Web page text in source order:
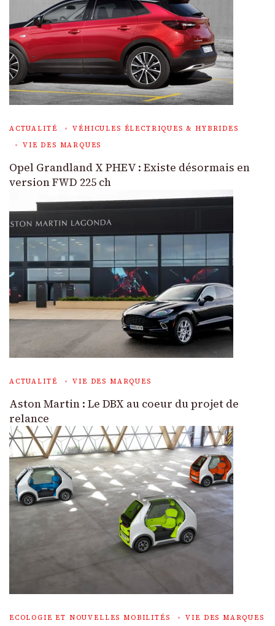
ACTUALITÉ
VÉHICULES ÉLECTRIQUES & HYBRIDES
VIE DES MARQUES
Opel Grandland X PHEV : Existe désormais en
version FWD 225 ch
ACTUALITÉ VIE DES MARQUES
Aston Martin : Le DBX au coeur du projet de
relance
ECOLOGIE ET NOUVELLES MOBILITÉS VIE DES MARQUES